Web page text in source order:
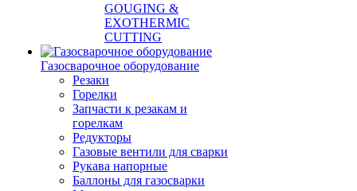
GOUGING &
EXOTHERMIC
CUTTING
Газосварочное оборудование
Резаки
Горелки
Запчасти к резакам и
горелкам
Редукторы
Газовые вентили для сварки
Рукава напорные
Баллоны для газосварки